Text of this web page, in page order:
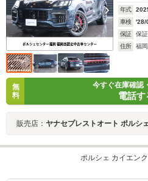
年式
車検
'28/
保証
保
住所
福
無
料
今すぐ在庫確認
電話す
販売店： ヤナセプレストオート ポルシェセンタ
ポルシェ カイエン